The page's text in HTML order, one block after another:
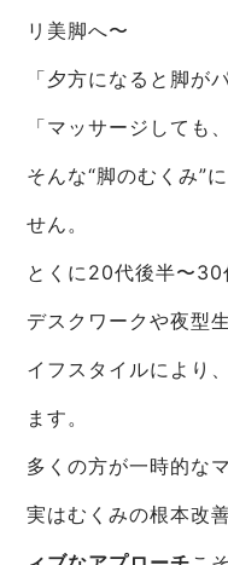
リ美脚へ〜
「夕方になると脚が
「マッサージしても
そんな“脚のむくみ”
せん。
とくに20代後半〜
デスクワークや夜型
イフスタイルにより
ます。
多くの方が一時的な
実はむくみの根本改